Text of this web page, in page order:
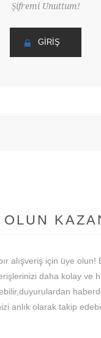
Şifremi Unuttum!
OLUN
bır alışveriş için üye olun!
daha kolay ve
anlık olarak takip